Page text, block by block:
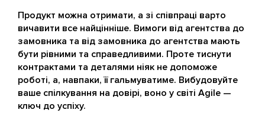
Продукт можна отримати, а зі співпраці варто
вичавити все найцінніше. Вимоги від агентства до
замовника та від замовника до агентства мають
бути рівними та справедливими. Проте тиснути
контрактами та деталями ніяк не допоможе
роботі, а, навпаки, її гальмуватиме. Вибудовуйте
ваше спілкування на довірі, воно у світі Agile —
ключ до успіху.